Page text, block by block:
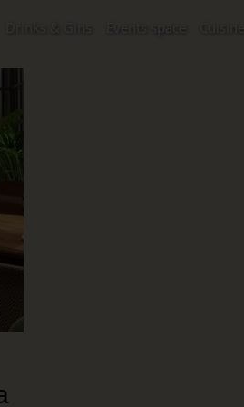
Drinks & Gins Events space Cuisine